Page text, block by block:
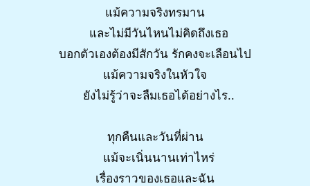
แม้ความจริงทรมาน
และไม่มีวันไหนไม่คิดถึงเธอ
บอกตัวเองต้องมีสักวัน รักคงจะเลือนไป
แม้ความจริงในหัวใจ
ยังไม่รู้ว่าจะลืมเธอได้อย่างไร..
ทุกคืนและวันที่ผ่าน
แม้จะเนิ่นนานเท่าไหร่
เรื่องราวของเธอและฉัน